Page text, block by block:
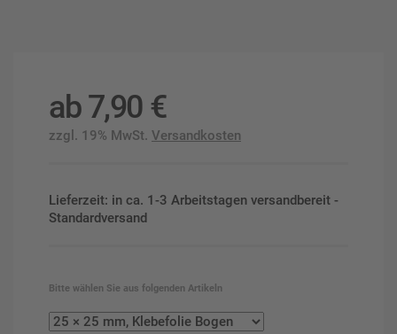
ab7,90 €
zzgl. 19% MwSt. Versandkosten
Lieferzeit: in ca. 1-3 Arbeitstagen versandbereit -
Standardversand
Bitte wählen Sie aus folgenden Artikeln